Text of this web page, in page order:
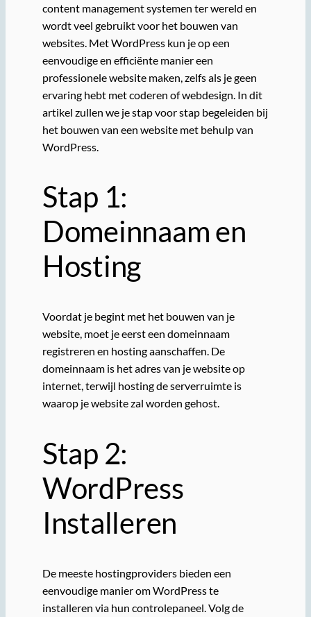
content management systemen ter wereld en
wordt veel gebruikt voor het bouwen van
websites. Met WordPress kun je op een
eenvoudige en efficiënte manier een
professionele website maken, zelfs als je geen
ervaring hebt met coderen of webdesign. In dit
artikel zullen we je stap voor stap begeleiden bij
het bouwen van een website met behulp van
WordPress.
Stap 1:
Domeinnaam en
Hosting
Voordat je begint met het bouwen van je
website, moet je eerst een domeinnaam
registreren en hosting aanschaffen. De
domeinnaam is het adres van je website op
internet, terwijl hosting de serverruimte is
waarop je website zal worden gehost.
Stap 2:
WordPress
Installeren
De meeste hostingproviders bieden een
eenvoudige manier om WordPress te
installeren via hun controlepaneel. Volg de